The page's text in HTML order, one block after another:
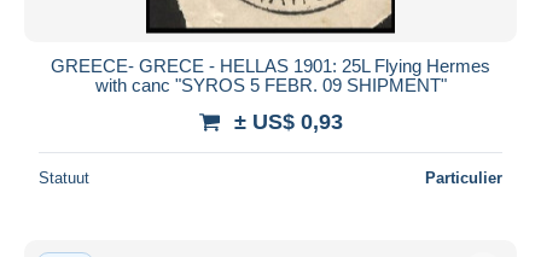
GREECE- GRECE - HELLAS 1901: 25L Flying Hermes
with canc "SYROS 5 FEBR. 09 SHIPMENT"
± US$ 0,93
Statuut Particulier